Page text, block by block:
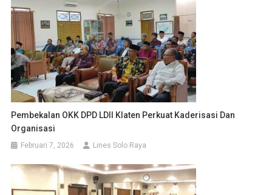
Pembekalan OKK DPD LDII Klaten Perkuat Kaderisasi Dan
Organisasi
Februari 7, 2026 Lines Solo Raya